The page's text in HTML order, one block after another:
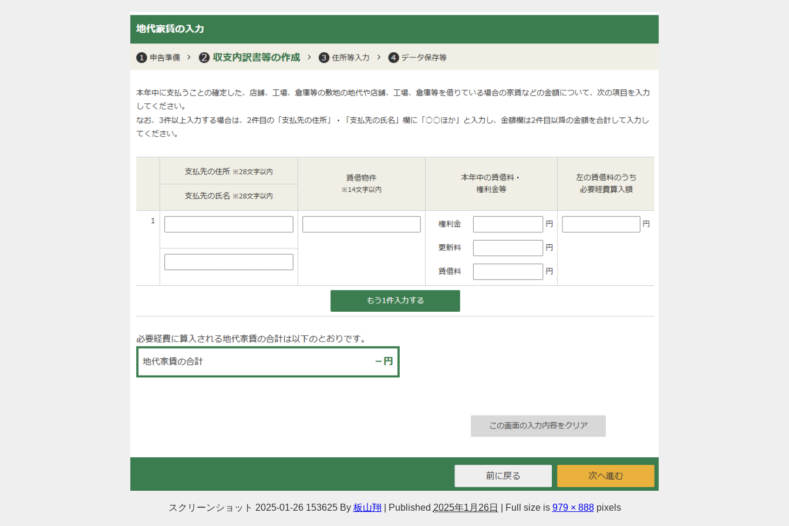
スクリーンショット 2025-01-26 153625 By 板山翔 Published 2025年1月26日 Full size is 979 × 888pixels